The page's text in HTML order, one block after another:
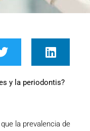
y la periodontis?
la prevalencia de